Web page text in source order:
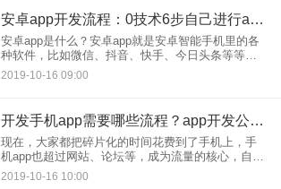
安卓app开发流程：0技术6步自己进行app制作
安卓app是什么？安卓app就是安卓智能手机里的各
种软件，比如微信、抖音、快手、今日头条等等。
如何进行安卓app开发？安卓app制作涉及哪些技术
呢？安卓app开发流程有哪几步？如果如果要自学
2019-10-16 09:00
开发手机app需要哪些流程？app开发公司如何选择？
现在，大家都把碎片化的时间花费到了手机上，手
机app也超过网站、论坛等，成为流量的核心，自然
成为企业营销、创业赚钱的关注点。如何开发手机
app开拓线上市场成为企业面临的问题。开发手机
2019-10-16 10:00